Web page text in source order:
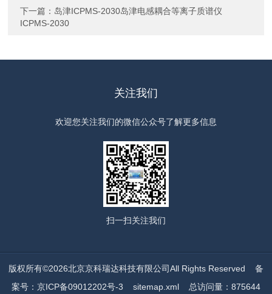
下一篇： 岛津ICPMS-2030岛津电感耦合等离子质谱仪
ICPMS-2030
关注我们
欢迎您关注我们的微信公众号了解更多信息
扫一扫关注我们
版权所有©2026北京京科瑞达科技有限公司All Rights Reserved 备
案号：京ICP备09012202号-3
sitemap.xml总访问量：875644